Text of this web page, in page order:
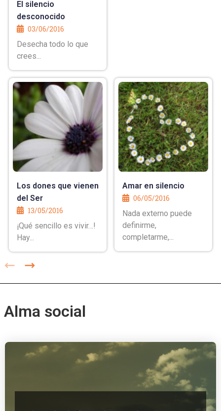
El silencio
desconocido
03/06/2016
Desecha todo lo que
crees...
Los dones que vienen
del Ser
13/05/2016
¡Qué sencillo es vivir…!
Hay...
Amar en silencio
06/05/2016
Nada externo puede
definirme,
completarme,...
Alma social